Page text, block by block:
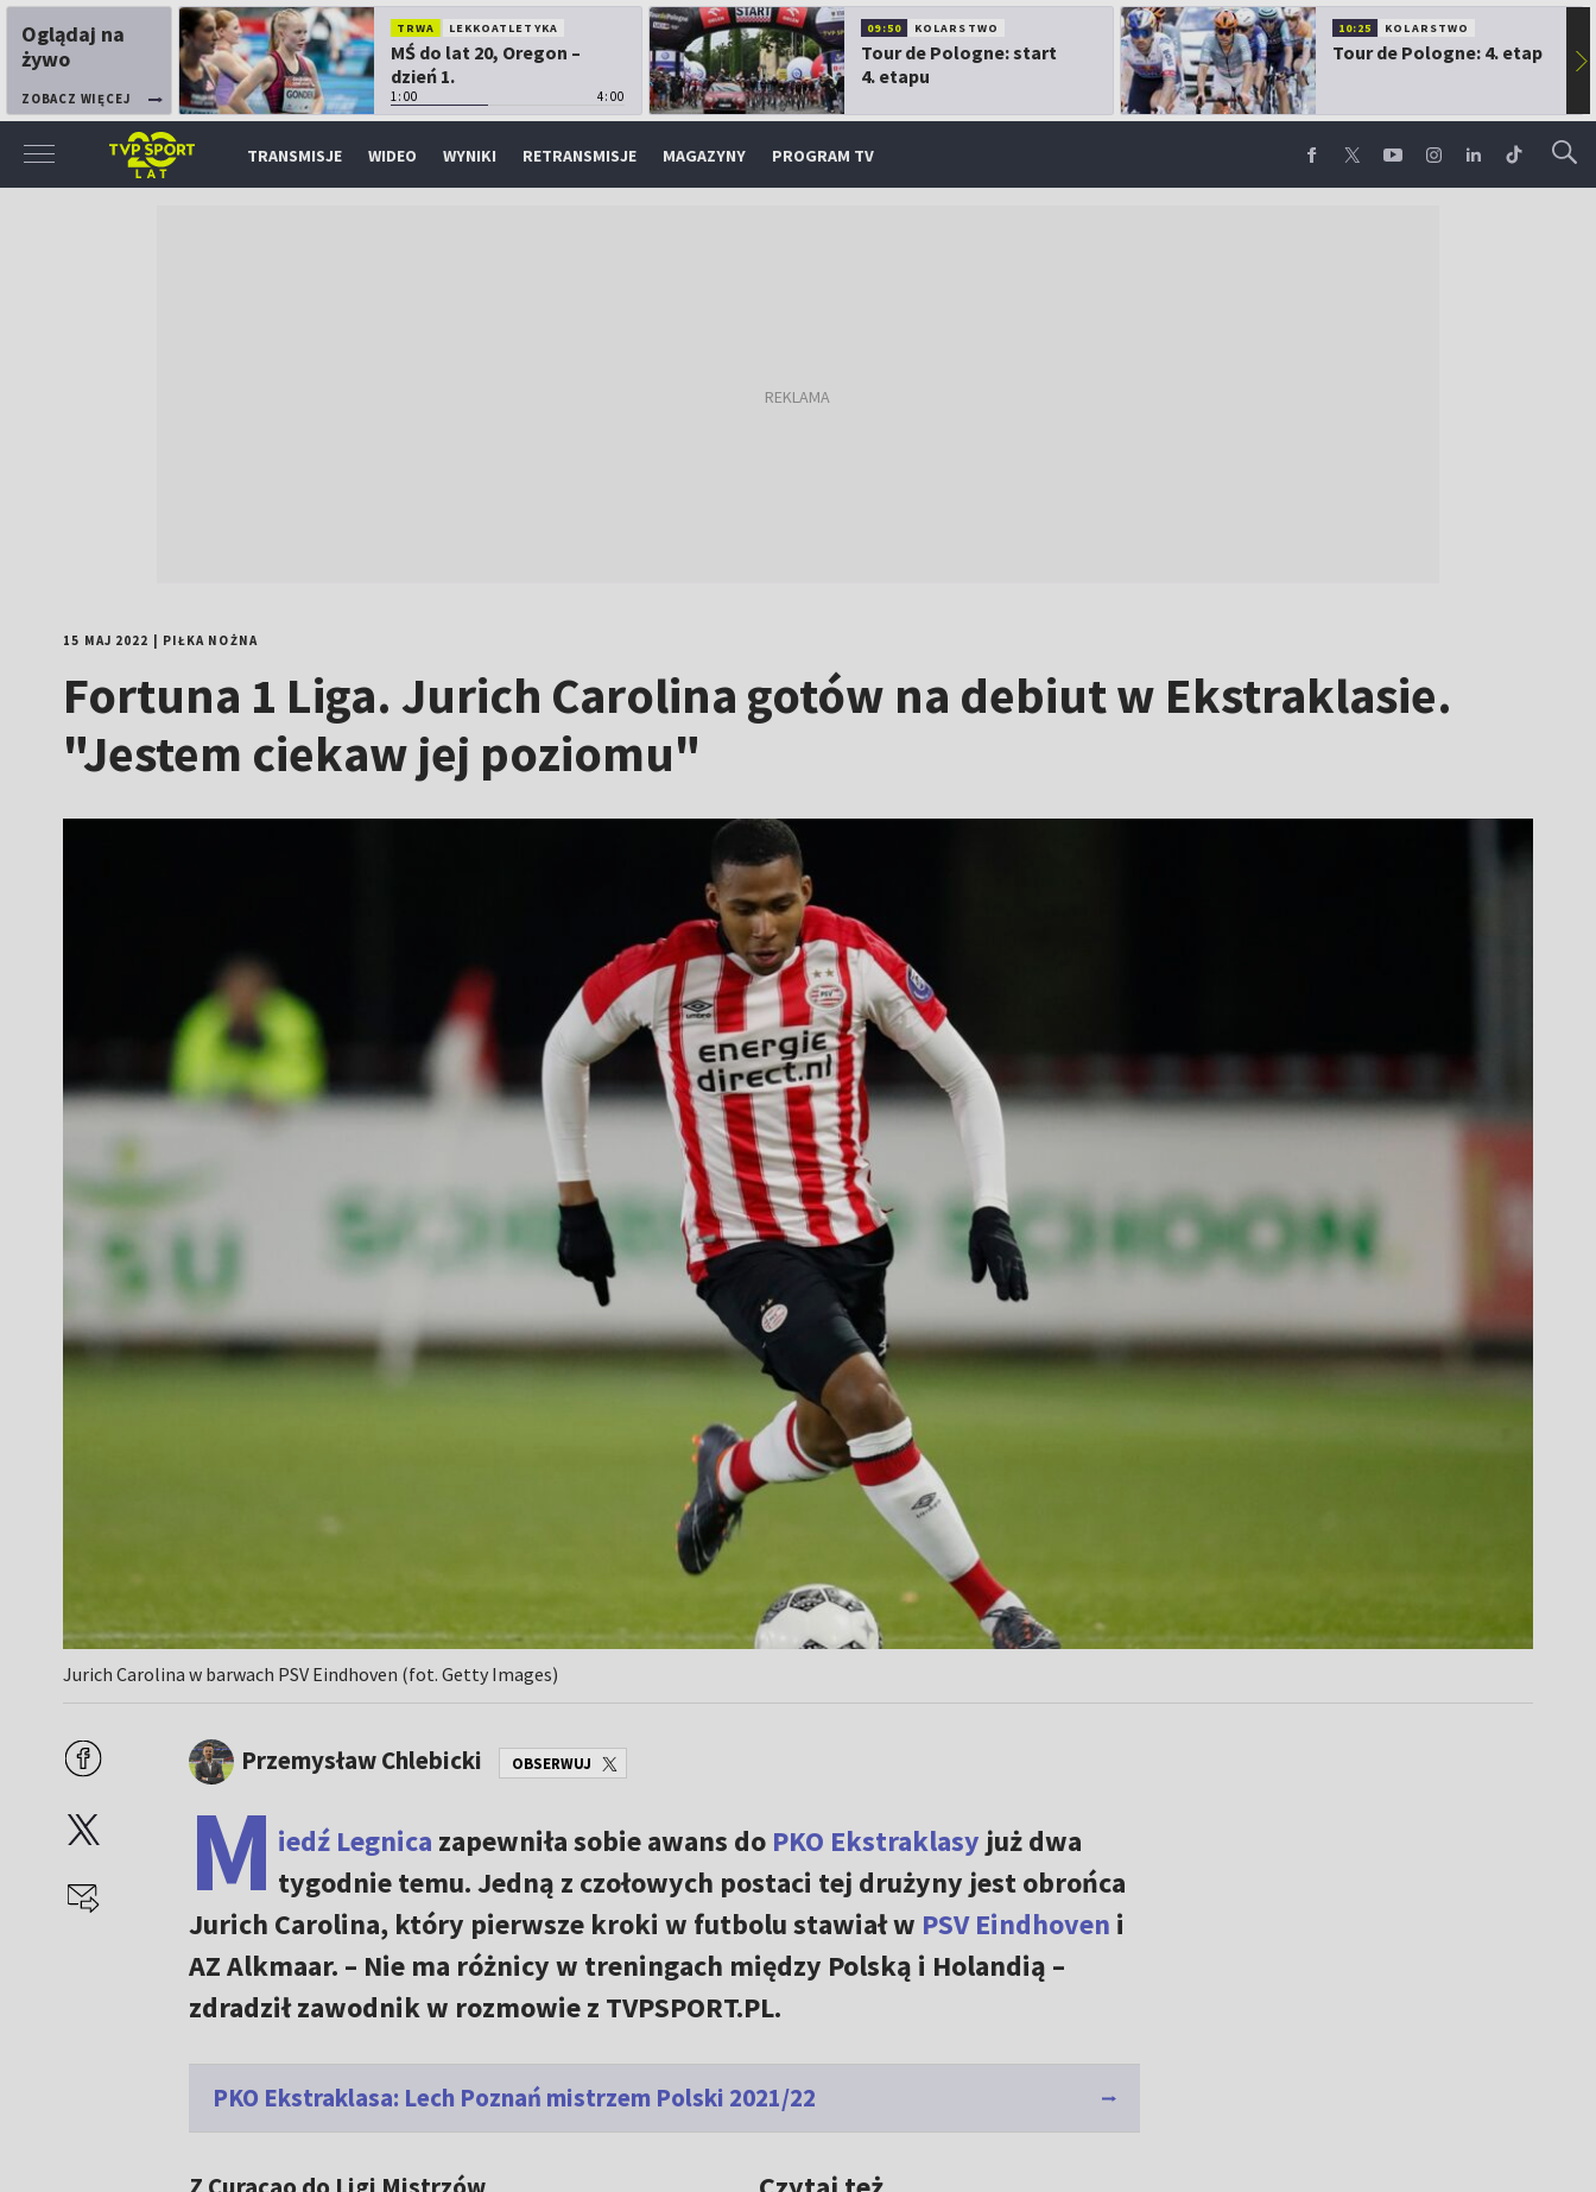
Oglądaj na
żywo
ZOBACZ WIĘCEJ
TRWA LEKKOATLETYKA
MŚ do lat 20, Oregon –
dzień 1.
1:00 4:00
09:50 KOLARSTWO
Tour de Pologne: start
4. etapu
10:25 KOLARSTWO
Tour de Pologne: 4. etap ▶
TRANSMISJE WIDEO WYNIKI RETRANSMISJE MAGAZYNY PROGRAM TV
15 MAJ 2022 PIŁKA NOŻNA
Fortuna 1 Liga. Jurich Carolina gotów na debiut w Ekstraklasie.
"Jestem ciekaw jej poziomu"
Jurich Carolina w barwach PSV Eindhoven (fot. Getty Images)
Przemysław Chlebicki OBSERWUJ
M iedź Legnica zapewniła sobie awans do PKO Ekstraklasy już dwa
tygodnie temu. Jedną z czołowych postaci tej drużyny jest obrońca
Jurich Carolina, który pierwsze kroki w futbolu stawiał w PSV Eindhoven i
AZ Alkmaar. – Nie ma różnicy w treningach między Polską i Holandią –
zdradził zawodnik w rozmowie z TVPSPORT.PL.
PKO Ekstraklasa: Lech Poznań mistrzem Polski 2021/22